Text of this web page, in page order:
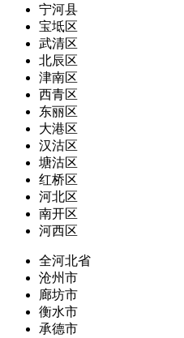
宁河县
宝坻区
武清区
北辰区
津南区
西青区
东丽区
大港区
汉沽区
塘沽区
红桥区
河北区
南开区
河西区
全河北省
沧州市
廊坊市
衡水市
承德市